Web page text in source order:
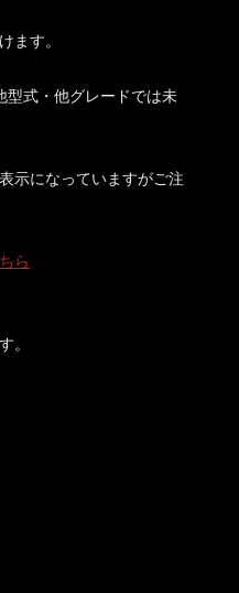
ます。
式・他グレードでは未
示になっていますがご注
ら
。